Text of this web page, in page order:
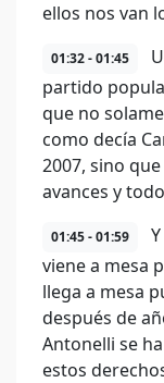
ellos nos van
01:32 - 01:45
partido
que no
como decía
2007, sino
avances y
01:45 - 01:59
viene a mesa
llega a mesa
después de
Antonelli se
estos